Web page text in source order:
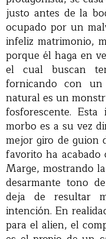
justo antes de la
ocupado por un
infeliz matrimonio,
porque él haga en
el cual buscan
fornicando con
natural es un
fosforescente.
morbo es a su vez
mejor giro de guion
favorito ha acabado
Marge, mostrando
desarmante tono
deja de resultar
intención. En
para el alien, el